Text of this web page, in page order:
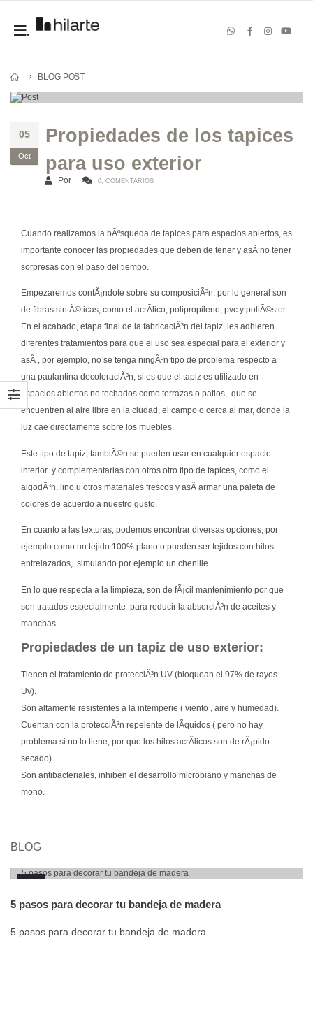
.
BLOG POST
05
Oct
Propiedades de los tapices
para uso exterior
Por 0, COMENTARIOS
Cuando realizamos la bÃºsqueda de tapices para espacios abiertos, es
importante conocer las propiedades que deben de tener y asÃ­ no tener
sorpresas con el paso del tiempo.
Empezaremos contÃ¡ndote sobre su composiciÃ³n, por lo general son
de fibras sintÃ©ticas, como el acrÃ­lico, polipropileno, pvc y poliÃ©ster.
En el acabado, etapa final de la fabricaciÃ³n del tapiz, les adhieren
diferentes tratamientos para que el uso sea especial para el exterior y
asÃ­ , por ejemplo, no se tenga ningÃºn tipo de problema respecto a
una paulantina decoloraciÃ³n, si es que el tapiz es utilizado en
espacios abiertos no techados como terrazas o patios, que se
encuentren al aire libre en la ciudad, el campo o cerca al mar, donde la
luz cae directamente sobre los muebles.
Este tipo de tapiz, tambiÃ©n se pueden usar en cualquier espacio
interior y complementarlas con otros otro tipo de tapices, como el
algodÃ³n, lino u otros materiales frescos y asÃ­ armar una paleta de
colores de acuerdo a nuestro gusto.
En cuanto a las texturas, podemos encontrar diversas opciones, por
ejemplo como un tejido 100% plano o pueden ser tejidos con hilos
entrelazados, simulando por ejemplo un chenille.
En lo que respecta a la limpieza, son de fÃ¡cil mantenimiento por que
son tratados especialmente para reducir la absorciÃ³n de aceites y
manchas.
Propiedades de un tapiz de uso exterior:
Tienen el tratamiento de protecciÃ³n UV (bloquean el 97% de rayos
Uv).
Son altamente resistentes a la intemperie ( viento , aire y humedad).
Cuentan con la protecciÃ³n repelente de lÃ­quidos ( pero no hay
problema si no lo tiene, por que los hilos acrÃ­licos son de rÃ¡pido
secado).
Son antibacteriales, inhiben el desarrollo microbiano y manchas de
moho.
BLOG
5 pasos para decorar tu bandeja de madera
5 pasos para decorar tu bandeja de madera...